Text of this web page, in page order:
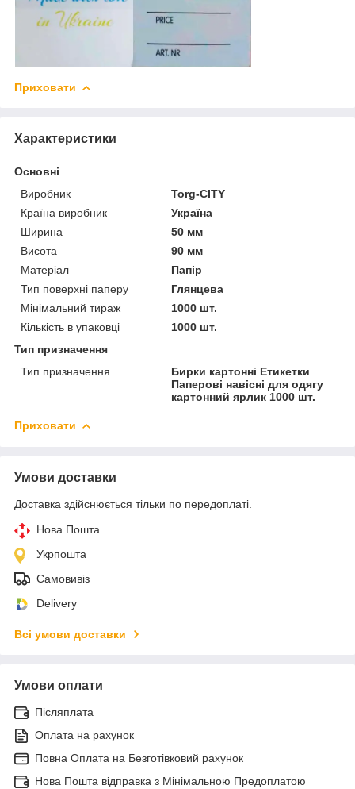
Приховати
Характеристики
Основні
Виробник
Torg-CITY
Країна виробник
Україна
Ширина
50 мм
Висота
90 мм
Матеріал
Папір
Тип поверхні паперу
Глянцева
Мінімальний тираж
1000 шт.
Кількість в упаковці
1000 шт.
Тип призначення
Тип призначення
Бирки картонні Етикетки
Паперові навісні для одягу
картонний ярлик 1000 шт.
Приховати
Умови доставки
Доставка здійснюється тільки по передоплаті.
Нова Пошта
Укрпошта
Самовивіз
Delivery
Всі умови доставки
Умови оплати
Післяплата
Оплата на рахунок
Повна Оплата на Безготівковий рахунок
Нова Пошта відправка з Мінімальною Предоплатою